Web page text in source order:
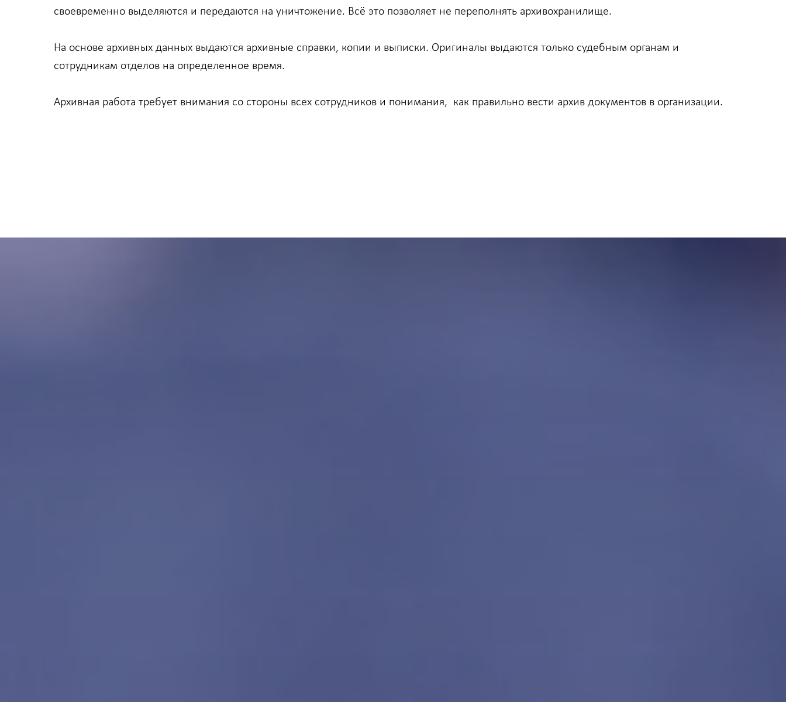
своевременно выделяются и передаются на уничтожение. Всё это позволяет не переполнять архивохранилище.
На основе архивных данных выдаются архивные справки, копии и выписки. Оригиналы выдаются только судебным органам и
сотрудникам отделов на определенное время.
Архивная работа требует внимания со стороны всех сотрудников и понимания, как правильно вести архив документов в организации.